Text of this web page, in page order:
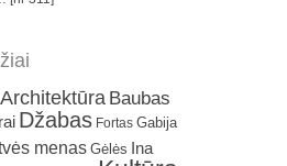
Architektūra Baubas
Džabas Fortas Gabija
menasGėlės Ina